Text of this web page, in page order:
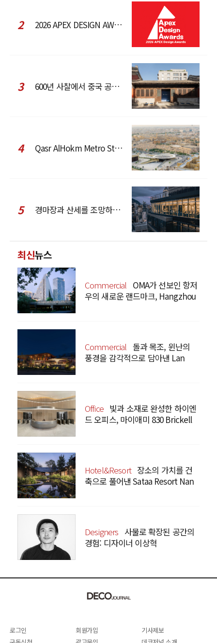
2 2026 APEX DESIGN AWARDS
3 600년 사찰에서 중국 공예와 현대 패션을 직조한 ZARA x Fanglu Lin Pop-Up
4 Qasr AlHokm Metro Station, 구도심과 현대 공공 인프라의 접점을 제안하다
5 경마장과 산세를 조망하는 CCD Hong Kong Creative Center
최신뉴스
Commercial OMA가 선보인 항저
우의 새로운 랜드마크, Hangzhou
Commercial 돌과 목조, 윈난의
풍경을 감각적으로 담아낸 Lan
Office 빛과 소재로 완성한 하이엔
드 오피스, 마이애미 830 Brickell
Hotel&Resort 장소의 가치를 건
축으로 풀어낸 Sataa Resort Nan
Designers 사물로 확장된 공간의
경험: 디자이너 이상혁
로그인 회원가입
기사제보